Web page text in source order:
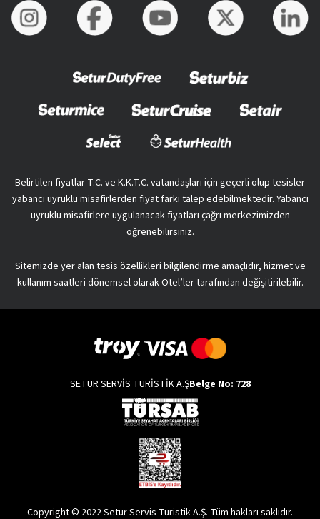
Belirtilen fiyatlar T.C. ve K.K.T.C. vatandaşları için geçerli olup tesisler
yabancı uyruklu misafirlerden fiyat farkı talep edebilmektedir. Yabancı
uyruklu misafirlere uygulanacak fiyatları çağrı merkezimizden
öğrenebilirsiniz.
Sitemizde yer alan tesis özellikleri bilgilendirme amaçlıdır, hizmet ve
kullanım saatleri dönemsel olarak Otel’ler tarafından değişitirilebilir.
SETUR SERVİS TURİSTİK A.ŞBelge No: 728
Copyright © 2022 Setur Servis Turistik A.Ş. Tüm hakları saklıdır.